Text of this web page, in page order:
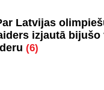
Latvijas
izjautā bijušo
(6)